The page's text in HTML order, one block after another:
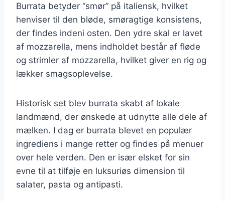
Burrata betyder “smør” på italiensk, hvilket
henviser til den bløde, smøragtige konsistens,
der findes indeni osten. Den ydre skal er lavet
af mozzarella, mens indholdet består af fløde
og strimler af mozzarella, hvilket giver en rig og
lækker smagsoplevelse.
Historisk set blev burrata skabt af lokale
landmænd, der ønskede at udnytte alle dele af
mælken. I dag er burrata blevet en populær
ingrediens i mange retter og findes på menuer
over hele verden. Den er især elsket for sin
evne til at tilføje en luksuriøs dimension til
salater, pasta og antipasti.